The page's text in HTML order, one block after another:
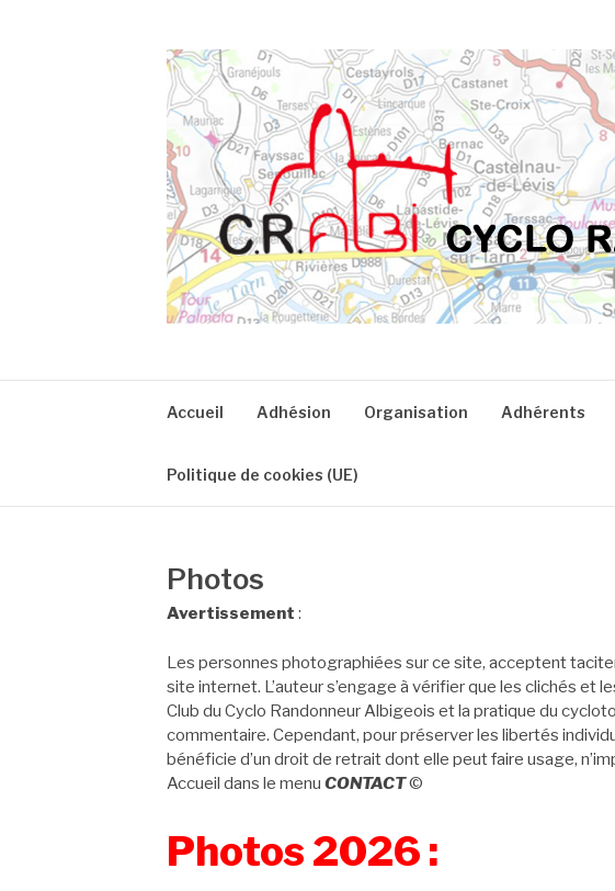
Accueil Adhésion Organisation Adhérents
Politique de cookies (UE)
Photos
Avertissement :
Les personnes photographiées sur ce site, acceptent
site internet. L’auteur s’engage à vérifier que les clichés et
Club du Cyclo Randonneur Albigeois et la pratique du
commentaire. Cependant, pour préserver les libertés
bénéficie d’un droit de retrait dont elle peut faire usage,
Accueil dans le menu CONTACT©
Photos 2026 :